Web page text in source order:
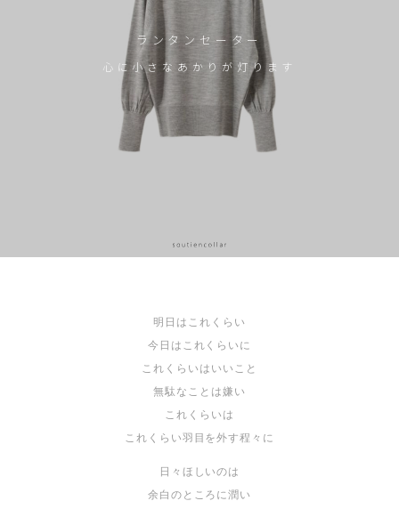
ランタンセーター
心に小さなあかりが灯ります
明日はこれくらい
今日はこれくらいに
これくらいはいいこと
無駄なことは嫌い
これくらいは
これくらい羽目を外す程々に
日々ほしいのは
余白のところに潤い